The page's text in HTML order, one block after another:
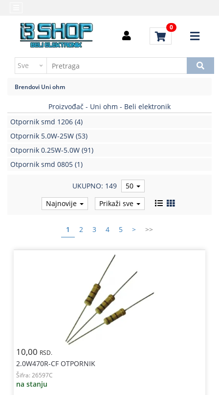
0
Baterija,punjač
Elektromehaničke
komponente
Elektronske
komponente
Brendovi
Uputstvo
kupovinu
slanja
Brendovi Uni ohm
Proizvođač - Uni ohm - Beli elektronik
Otpornik smd 1206 (4)
Otpornik 5.0W-25W (53)
Otpornik 0.25W-5.0W (91)
Otpornik smd 0805 (1)
UKUPNO: 149
50
Najnovije
Prikaži sve
1 2 3 4 5 > >>
10,00 RSD.
2.0W470R-CF OTPORNIK
Šifra: 26597C
na stanju